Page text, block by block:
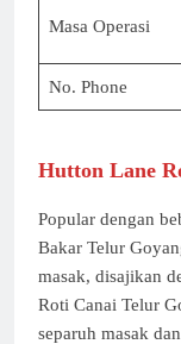
Masa Operasi
No. Phone
Hutton Lane
Popular dengan
Bakar Telur
masak, disajikan
Roti Canai Telur
separuh masak